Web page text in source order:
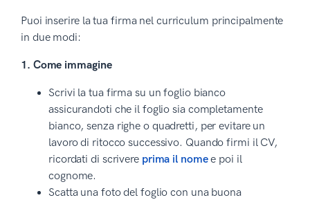
Puoi inserire la tua firma nel curriculum principalmente
in due modi:
1. Come immagine
Scrivi la tua firma su un foglio bianco
assicurandoti che il foglio sia completamente
bianco, senza righe o quadretti, per evitare un
lavoro di ritocco successivo. Quando firmi il CV,
ricordati di scrivere prima il nomee poi il
cognome.
Scatta una foto del foglio con una buona